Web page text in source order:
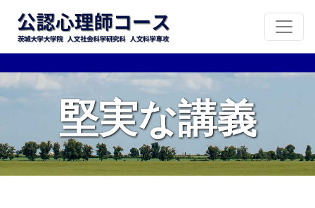
堅実な講義